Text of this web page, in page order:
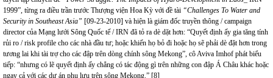
1999”, từng ra điều trần trước Thượng viện Hoa Kỳ với đề tài “Challenges To Water and
Security in Southeast Asia” [09-23-2010] và hiện là giám đốc truyền thông / campaign
director của Mạng lưới Sông Quốc tế / IRN đã tỏ ra dè dặt hơn: “Quyết định ấy gia tăng tính
rủi ro / risk profile cho các nhà đầu tư; hoặc khiến họ bỏ đi hoặc họ sẽ phải dè đặt hơn trong
tương lai khi tài trợ cho các đập trên dòng chính sông Mekong”, cô Aviva Imhof phát biểu
tiếp: “nhưng có lẽ quyết định ấy chẳng có tác động gì trên những con đập Á Châu khác hoặc
ngay cả với các dự án phụ lưu trên sông Mekong.” [8]